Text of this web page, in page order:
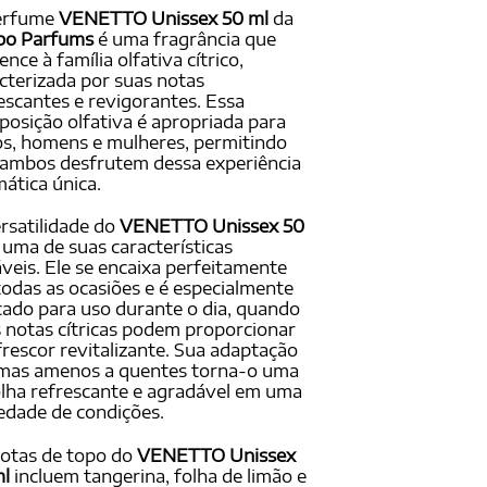
em
VENETTO Unissex 50 ml da
Parfumsé uma fragrância que
à família olfativa cítrico,
por suas notas
e revigorantes. Essa
olfativa é apropriada para
homens e mulheres, permitindo
desfrutem dessa experiência
única.
doVENETTO Unissex 50
uma de suas características
Ele se encaixa perfeitamente
as ocasiões e é especialmente
para uso durante o dia, quando
notas cítricas podem proporcionar
revitalizante. Sua adaptação
amenos a quentes torna-o uma
refrescante e agradável em uma
de condições.
de topo do VENETTO Unissex
incluem tangerina, folha de limão e